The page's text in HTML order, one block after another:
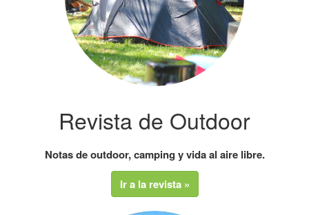
Revista de Outdoor
Notas de outdoor, camping y vida al aire libre.
Ir a la revista »